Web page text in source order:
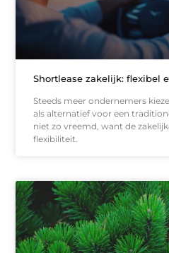
Shortlease zakelijk: flexibel
Steeds meer ondernemers
als alternatief voor een
niet zo vreemd, want de
flexibiliteit.